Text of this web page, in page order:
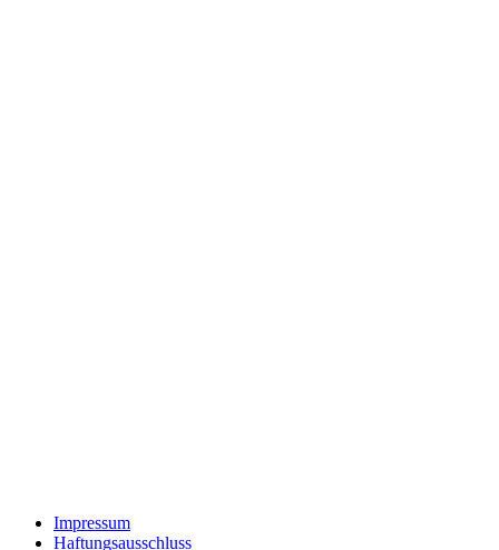
Impressum
Haftungsausschluss